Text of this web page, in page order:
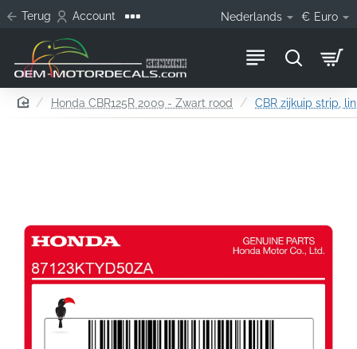
Terug Account Nederlands € Euro
homeHonda CBR125R 2009 - Zwart rood CBR zijkuip strip,